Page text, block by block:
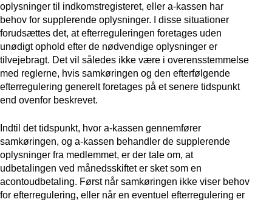
oplysninger til indkomstregisteret, eller a-kassen har
behov for supplerende oplysninger. I disse situationer
forudsættes det, at efterreguleringen foretages uden
unødigt ophold efter de nødvendige oplysninger er
tilvejebragt. Det vil således ikke være i overensstemmelse
med reglerne, hvis samkøringen og den efterfølgende
efterregulering generelt foretages på et senere tidspunkt
end ovenfor beskrevet.
Indtil det tidspunkt, hvor a-kassen gennemfører
samkøringen, og a-kassen behandler de supplerende
oplysninger fra medlemmet, er der tale om, at
udbetalingen ved månedsskiftet er sket som en
acontoudbetaling. Først når samkøringen ikke viser behov
for efterregulering, eller når en eventuel efterregulering er